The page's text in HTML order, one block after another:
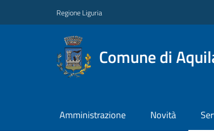
Regione Liguria
Comune di
Amministrazione Novità